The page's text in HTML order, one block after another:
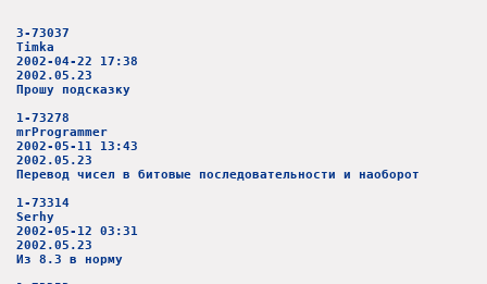
3-73037
Timka
2002-04-22 17:38
2002.05.23
Прошу подсказку
1-73278
mrProgrammer
2002-05-11 13:43
2002.05.23
Перевод чисел в битовые последовательности и наоборот
1-73314
Serhy
2002-05-12 03:31
2002.05.23
Из 8.3 в норму